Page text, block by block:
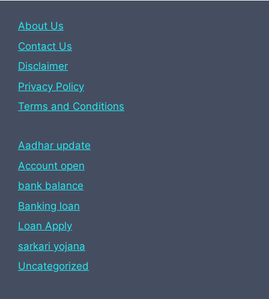
About Us
Contact Us
Disclaimer
Privacy Policy
Terms and Conditions
Aadhar update
Account open
bank balance
Banking loan
Loan Apply
sarkari yojana
Uncategorized